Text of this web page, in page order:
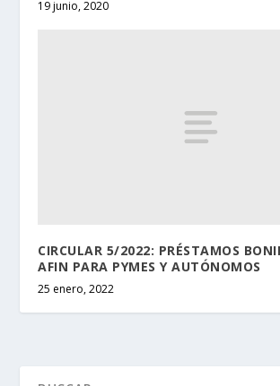
19 junio, 2020
CIRCULAR 5/2022: PRÉSTAMOS
AFIN PARA PYMES Y AUTÓNOMOS
25 enero, 2022